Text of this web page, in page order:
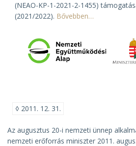
(NEAO-KP-1-2021-2-1455)
(2021/2022). Bővebben…
◊ 2011. 12. 31.
Az augusztus 20-i nemzeti ünnep
nemzeti erőforrás miniszter 2011.